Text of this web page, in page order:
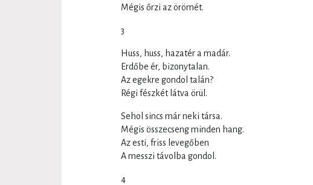
Mégis őrzi az örömét.
3
Huss, huss, hazatér a madár.
Erdőbe ér, bizonytalan.
Az egekre gondol talán?
Régi fészkét látva örül.
Sehol sincs már neki társa.
Mégis összecseng minden hang.
Az esti, friss levegőben
A messzi távolba gondol.
4